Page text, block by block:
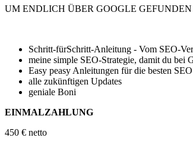
UM ENDLICH ÜBER GOOGLE
Schritt-fürSchritt-Anleitung - Vom SEO-
meine simple SEO-Strategie, damit du bei
Easy peasy Anleitungen für die besten
alle zukünftigen Updates
geniale Boni
EINMALZAHLUNG
450 € netto